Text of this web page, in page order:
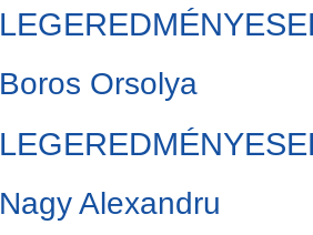
Boros Orsolya
Nagy Alexandru